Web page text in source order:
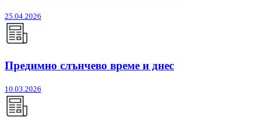
25.04.2026
Предимно слънчево време и днес
10.03.2026